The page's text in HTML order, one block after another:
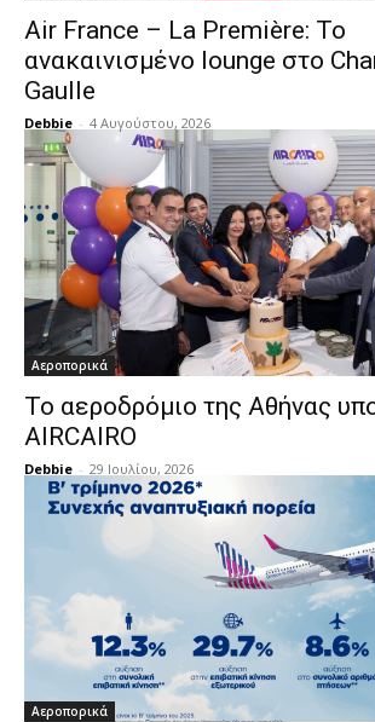
Air France – La Première: Το
ανακαινισμένο lounge στο
Gaulle
Debbie - 4 Αυγούστου, 2026
Αεροπορικά
Το αεροδρόμιο της Αθήνας
AIRCAIRO
Debbie - 29 Ιουλίου, 2026
Αεροπορικά